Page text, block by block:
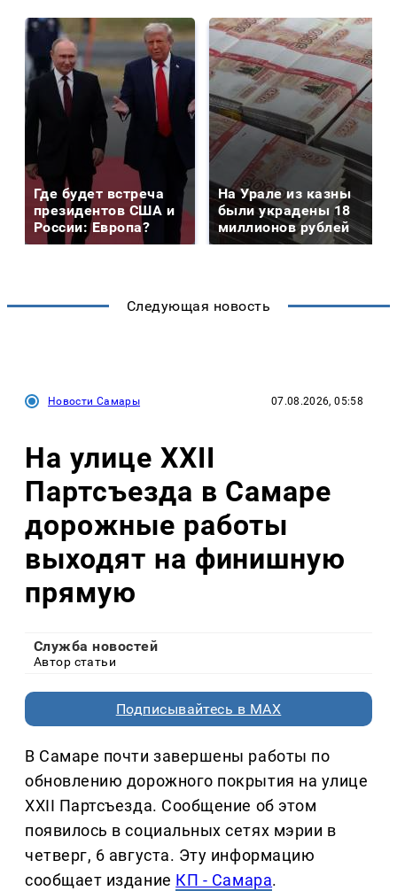
Где будет встреча
президентов США и
России: Европа?
На Урале из казны
были украдены 18
миллионов рублей
Следующая новость
Новости Самары 07.08.2026, 05:58
На улице XXII
Партсъезда в Самаре
дорожные работы
выходят на финишную
прямую
Служба новостей
Автор статьи
Подписывайтесь в MAX
В Самаре почти завершены работы по
обновлению дорожного покрытия на улице
XXII Партсъезда. Сообщение об этом
появилось в социальных сетях мэрии в
четверг, 6 августа. Эту информацию
сообщает издание КП - Самара.